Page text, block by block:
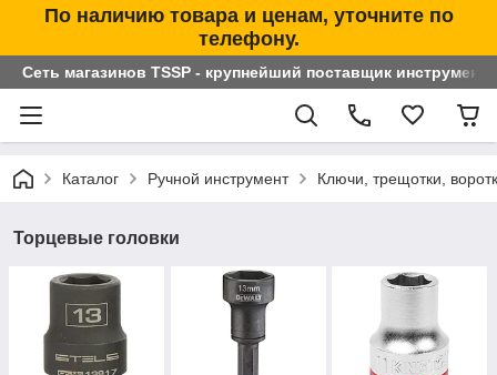
По наличию товара и ценам, уточните по
телефону.
Сеть магазинов TSSP - крупнейший поставщик
Каталог Ручной инструмент Ключи, трещотки,
Торцевые головки